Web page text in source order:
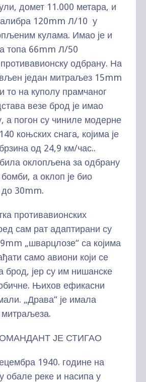
домет 11.000 метара, и
120mm Л/10 у
кулама. Имао је и
топа 66mm Л/50
одбрану. На
један митраљез 15mm
то на куполу прамчаног
везе брод је имао
а погон су чиниле модерне
коњских снага, којима је
од 24,9 км/час..
оклопљена за одбрану
а оклоп је био
30mm.
противавионских
сам рат адаптирани су
„шварцлозе“ са којима
само авиони који се
брод, јер су им нишанске
Њихов ефикасни
„Драва“ је имала
ЈЕ СТИГАО
1940. године на
обале реке и насипа у